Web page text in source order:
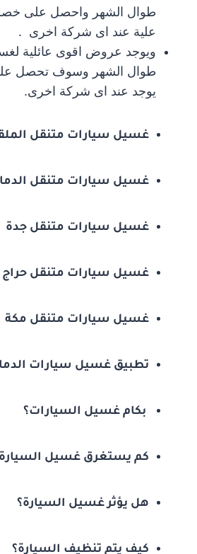
طوال الشهر واحصل على
علية عند اى شركة اخرى .
ويوجد عروض اقوى عائلية
طوال الشهر وسوف تحصل على
يوجد عند اى شركة اخرى.
غسيل سيارات متنقل
غسيل سيارات متنقل
غسيل سيارات متنقل جدة
غسيل سيارات متنقل حراج
غسيل سيارات متنقل مكة
تطبيق غسيل سيارات
بكام غسيل السيارات؟
كم يستغرق غسيل
هل يؤثر غسيل السيارة؟
كيف يتم تنظيف السيارة؟